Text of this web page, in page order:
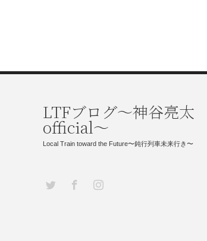
LTFブログ〜神谷亮太
official〜
Local Train toward the Future〜鈍行列車未来行き〜
Twitter Facebook